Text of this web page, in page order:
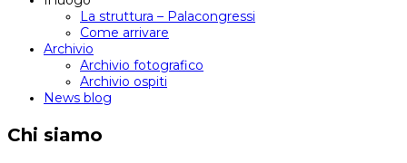
La struttura – Palacongressi
Come arrivare
Archivio
Archivio fotografico
Archivio ospiti
News blog
Chi siamo